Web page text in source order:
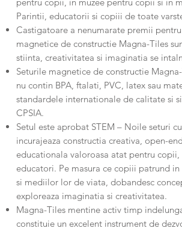
Parintii, educatorii si copiii de toate
Castigatoare a nenumarate premii
magnetice de constructie Magna-Tiles
stiinta, creativitatea si imaginatia se
Seturile magnetice de constructie
nu contin BPA, ftalati, PVC, latex sau
standardele internationale de calitate si
CPSIA.
Setul este aprobat STEM – Noile seturi
incurajeaza constructia creativa, open-
educationala valoroasa atat pentru
educatori. Pe masura ce copiii patrund
si mediilor lor de viata, dobandesc
exploreaza imaginatia si creativitatea.
Magna-Tiles mentine activ timp
constituie un excelent instrument de